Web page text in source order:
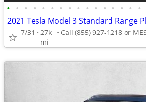
• • • • • • • • • • • • • • • •
7/31
27k
mi